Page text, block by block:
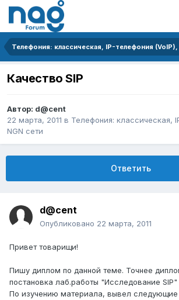
Качество SIP
Автор: d@cent
22 марта, 2011 в Телефония: классическая,
NGN сети
Ответить
d@cent
Опубликовано 22 марта, 2011
Привет товарищи!
Пишу диплом по данной теме. Точнее
постановка лаб.работы "Исследование SIP"
По изучению материала, вывел